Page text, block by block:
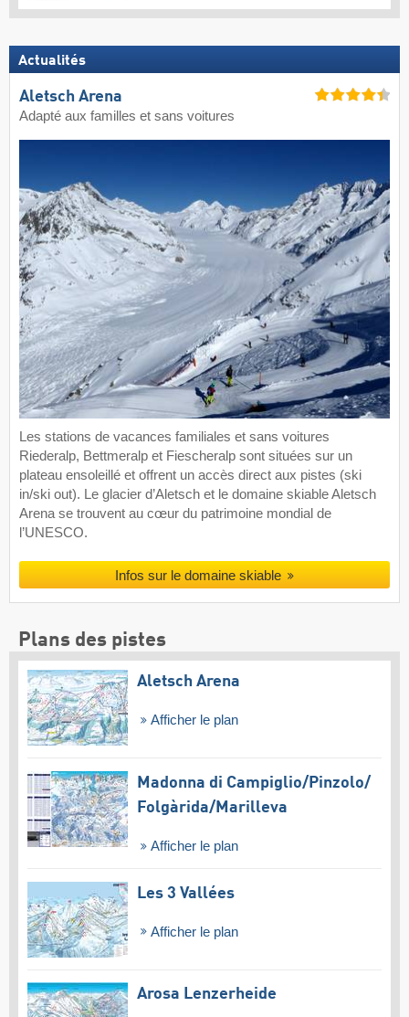
Actualités
Aletsch Arena
Adapté aux familles et sans voitures
Les stations de vacances familiales et sans voitures
Riederalp, Bettmeralp et Fiescheralp sont situées sur un
plateau ensoleillé et offrent un accès direct aux pistes (ski
in/ski out). Le glacier d’Aletsch et le domaine skiable Aletsch
Arena se trouvent au cœur du patrimoine mondial de
l’UNESCO.
Infos sur le domaine skiable
Plans des pistes
Aletsch Arena
Afficher le plan
Madonna di Campiglio/​Pinzolo/​
Folgàrida/​Marilleva
Afficher le plan
Les 3 Vallées
Afficher le plan
Arosa Lenzerheide